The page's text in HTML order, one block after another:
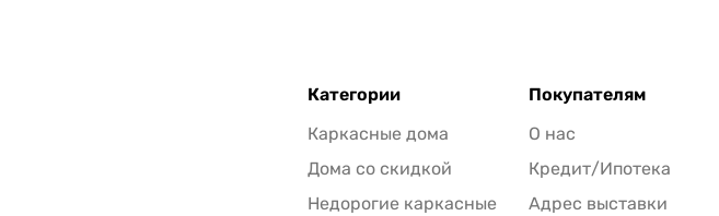
Категории
Каркасные дома
Дома со скидкой
Недорогие каркасные
Покупателям
О нас
Кредит/Ипотека
Адрес выставки